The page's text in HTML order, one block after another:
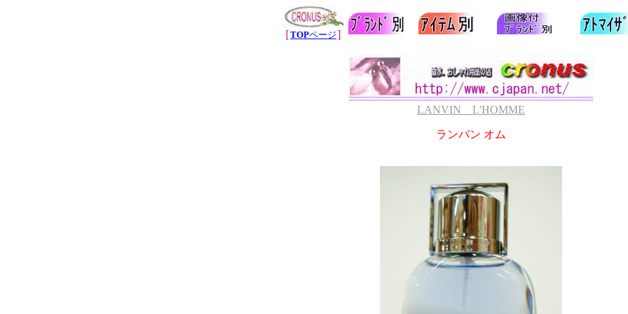
［TOPページ ］
LANVIN L'HOMME
ランバン オム